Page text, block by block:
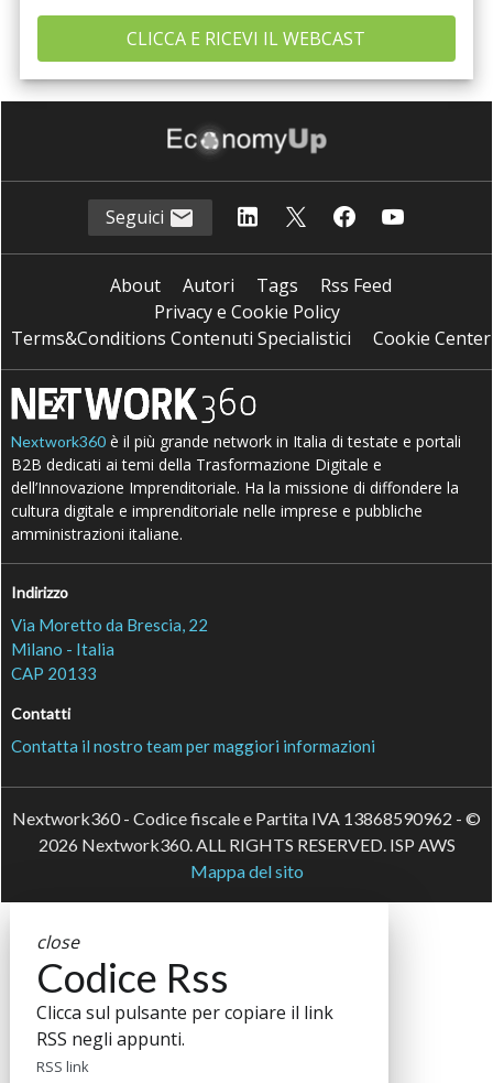
Seguici
About Autori Tags
Rss Feed
Privacy e Cookie Policy
Terms&Conditions Contenuti Specialistici
Cookie Center
Nextwork360 è il più grande network in Italia di testate e portali
B2B dedicati ai temi della Trasformazione Digitale e
dell’Innovazione Imprenditoriale. Ha la missione di diffondere la
cultura digitale e imprenditoriale nelle imprese e pubbliche
amministrazioni italiane.
Indirizzo
Via Moretto da Brescia, 22
Milano - Italia
CAP 20133
Contatti
Contatta il nostro team per maggiori informazioni
Nextwork360 - Codice fiscale e Partita IVA 13868590962 - ©
2026 Nextwork360. ALL RIGHTS RESERVED. ISP AWS
Mappa del sito
close
Codice Rss
Clicca sul pulsante per copiare il link
RSS negli appunti.
RSS link